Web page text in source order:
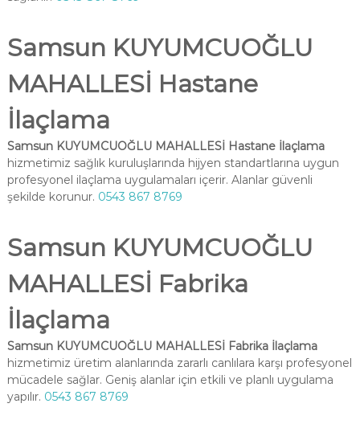
Samsun KUYUMCUOĞLU
MAHALLESİ Hastane
İlaçlama
Samsun KUYUMCUOĞLU MAHALLESİ Hastane İlaçlama
hizmetimiz sağlık kuruluşlarında hijyen standartlarına uygun
profesyonel ilaçlama uygulamaları içerir. Alanlar güvenli
şekilde korunur. 0543 867 8769
Samsun KUYUMCUOĞLU
MAHALLESİ Fabrika
İlaçlama
Samsun KUYUMCUOĞLU MAHALLESİ Fabrika İlaçlama
hizmetimiz üretim alanlarında zararlı canlılara karşı profesyonel
mücadele sağlar. Geniş alanlar için etkili ve planlı uygulama
yapılır. 0543 867 8769